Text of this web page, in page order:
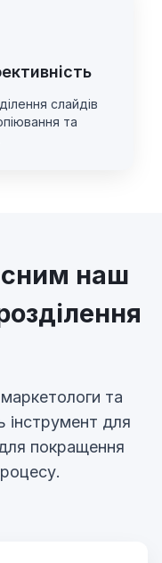
слайдів
та
наш
та
інструмент для
покращення